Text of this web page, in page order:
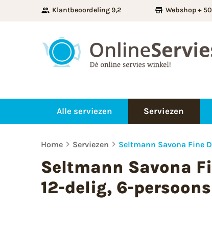
Klantbeoordeling 9,2 Webshop +
Alle serviezen Serviezen
Home Serviezen Seltmann Savona Fine
Seltmann Savona
12-delig, 6-persoons